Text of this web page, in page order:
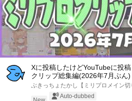
Xに投稿したけどYouTubeに投
クリップ総集編(2026年7月ぶん)
らこ/小廻こま/眠雲ツクリ/雨夜
ロ/切り抜き】
ぶきっちょたかし【ミリプロメイン切
Auto-dubbed